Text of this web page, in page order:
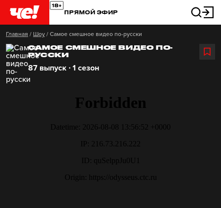
ПРЯМОЙ ЭФИР
Главная / Шоу / Самое смешное видео по-русски
САМОЕ СМЕШНОЕ ВИДЕО ПО-
РУССКИ
87 выпуск ∙ 1 сезон